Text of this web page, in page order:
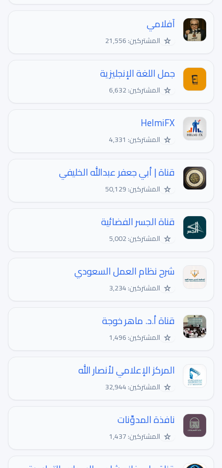
آفلامي
☆ المشتركين: 21,556
جمل اللغة الإنجليزية
☆ المشتركين: 6,632
HelmiFX
☆ المشتركين: 4,331
قناة | أبي جعفر عبدالله الخليفي
☆ المشتركين: 50,129
قناة الجسر الفضائية
☆ المشتركين: 5,002
شرح نظام العمل السعودي
☆ المشتركين: 3,234
قناة أ.د. ماهر خوجة
☆ المشتركين: 1,496
المركز الإعلامي لأنصار الله
☆ المشتركين: 32,944
نافذة المدوِّنات
☆ المشتركين: 1,437